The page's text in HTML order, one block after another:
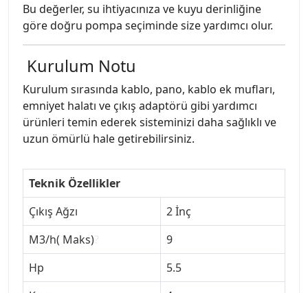
Bu değerler, su ihtiyacınıza ve kuyu derinliğine
göre doğru pompa seçiminde size yardımcı olur.
Kurulum Notu
Kurulum sırasında kablo, pano, kablo ek mufları,
emniyet halatı ve çıkış adaptörü gibi yardımcı
ürünleri temin ederek sisteminizi daha sağlıklı ve
uzun ömürlü hale getirebilirsiniz.
Teknik Özellikler
Çıkış Ağzı
2 İnç
M3/h( Maks)
9
Hp
5.5